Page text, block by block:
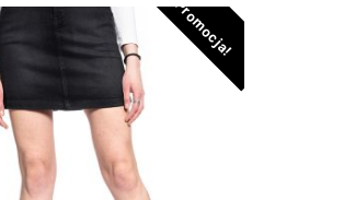
Promocja!